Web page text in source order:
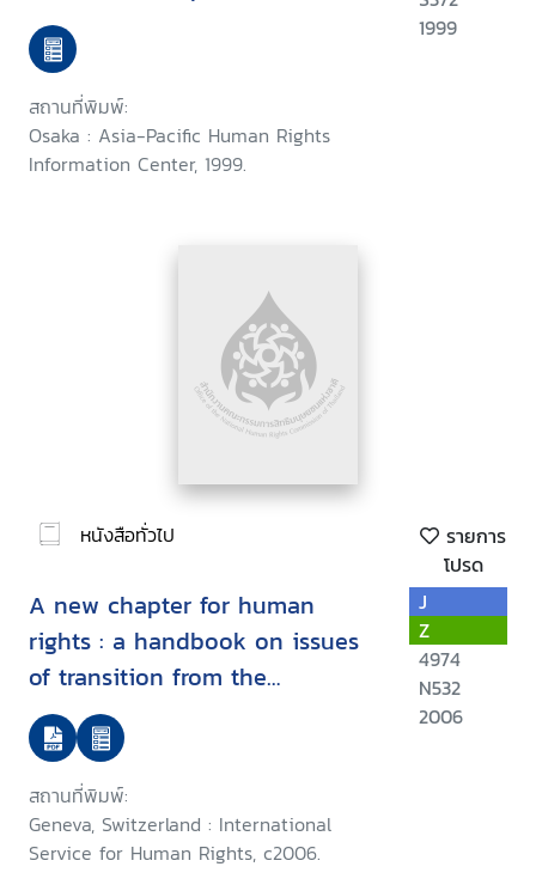
rights education in school
สถานที่พิมพ์:
Osaka : Asia-Pacific Human Rights
Information Center, 1999.
1999
หนังสือทั่วไป
รายการ
โปรด
A new chapter for human
rights : a handbook on issues
of transition from the
Commission on Human Rights
to the Human Rights Council
สถานที่พิมพ์:
Geneva, Switzerland : International
Service for Human Rights, c2006.
J
Z
4974
N532
2006